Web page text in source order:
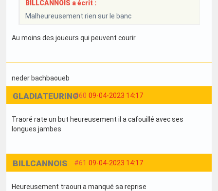
BILLCANNOIS a écrit :
Malheureusement rien sur le banc
Au moins des joueurs qui peuvent courir
neder bachbaoueb
#60 09-04-2023 14:17
GLADIATEURINO
Traoré rate un but heureusement il a cafouillé avec ses
longues jambes
#61 09-04-2023 14:17
BILLCANNOIS
Heureusement traouri a manqué sa reprise